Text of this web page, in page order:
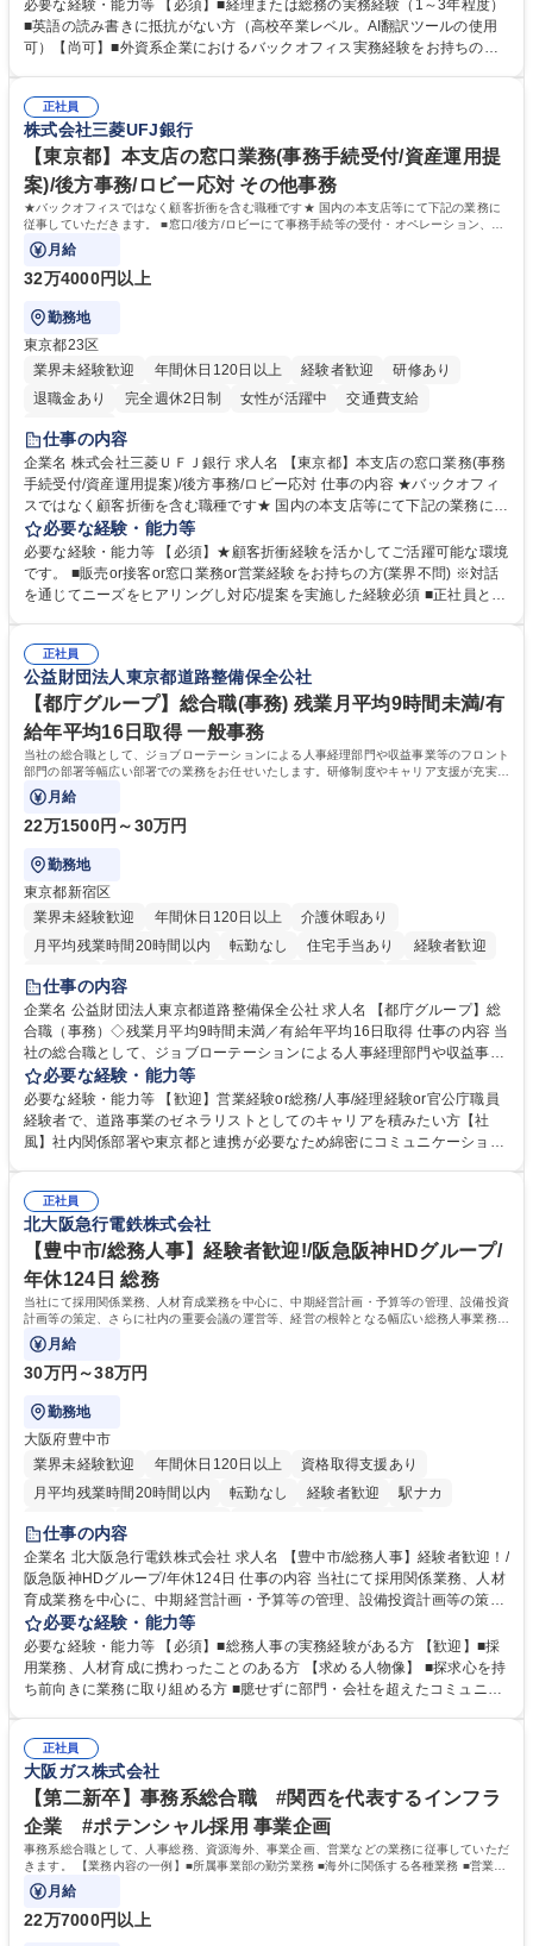
できる環境です。 ■日常経理、月次および年次決算サポート業務 ■本国
（グローバル）との英文メール対応（AI翻訳ツール等を使用しての対応で
業務をお任せします。残業も基本的には発生せず、ご自身のペースで業務
を進めやすく定着率の高い環境です。 募集職種 東京【経理・総務】週1日
出社程度のリモート中心/残業基本無/独立系ファーム
必要な経験・能力等 【必須】■経理または総務の実務経験（1～3年程度）
■英語の読み書きに抵抗がない方（高校卒業レベル。AI翻訳ツールの使用
可）【尚可】■外資系企業におけるバックオフィス実務経験をお持ちの方
【働き方について】現在は週4日程度の在宅勤務を実施しており、ワーク
ライフバランスを重視する方に最適な環境です（フルリモートも面接で相
談可）。【求める人物像】幅広いバックオフィス業務に柔軟に対応でき、
社内外と円滑にコミュニケーションを取りながら業務を推進できる方 学
歴・資格 学歴：大学院 大学 高専 短大 専修学校 高校 語学力： 資格：
正社員
株式会社三菱UFJ銀行
【東京都】本支店の窓口業務(事務手続受付/資産運用提
案)/後方事務/ロビー応対 その他事務
★バックオフィスではなく顧客折衝を含む職種です★ 国内の本支店等にて下記の業務に
従事していただきます。 ■窓口/後方/ロビーにて事務手続等の受付・オペレーション、お
客様対応
月給
32万4000円以上
勤務地
東京都23区
業界未経験歓迎
年間休日120日以上 経験者歓迎
研修あり
退職金あり
完全週休2日制 女性が活躍中
交通費支給
土日祝休み
仕事の内容
企業名 株式会社三菱ＵＦＪ銀行 求人名 【東京都】本支店の窓口業務(事務
手続受付/資産運用提案)/後方事務/ロビー応対 仕事の内容 ★バックオフィ
スではなく顧客折衝を含む職種です★ 国内の本支店等にて下記の業務に従
事していただきます。 ■窓口/後方/ロビーにて事務手続等の受付・オペレ
ーション、お客様対応 ■窓口にて、ご来店された個人のお客様に対して金
融商品のご提案 ■効率的な事務運用の検討・構築等 ≪業務紹介：ご応募前
に必ずご覧ください≫ ※記事 https://www.mysite.bk.mufg.jp/career/circle/
必要な経験・能力等
必要な経験・能力等 【必須】★顧客折衝経験を活かしてご活躍可能な環境
です。 ■販売or接客or窓口業務or営業経験をお持ちの方(業界不問) ※対話
を通じてニーズをヒアリングし対応/提案を実施した経験必須 ■正社員とし
るので安心して入行いただけます。 幅広いキャリアの選択肢があり、公募
や社内副業等を活用し、 一人ひとりが挑戦できるカルチャーが浸透してい
ます。 学歴・資格 学歴：大学院 大学 高専 短大 専修学校 高校 語学力：
資格：
正社員
公益財団法人東京都道路整備保全公社
【都庁グループ】総合職(事務) 残業月平均9時間未満/有
給年平均16日取得 一般事務
当社の総合職として、ジョブローテーションによる人事経理部門や収益事業等のフロント
部門の部署等幅広い部署での業務をお任せいたします。研修制度やキャリア支援が充実し
ております！ ※下記業務詳細
月給
22万1500円～30万円
勤務地
東京都新宿区
業界未経験歓迎
年間休日120日以上
介護休暇あり
月平均残業時間20時間以内
転勤なし 住宅手当あり
経験者歓迎
研修あり
退職金あり
駅近5分以内
資格取得手当あり 食事補助あり
仕事の内容
企業名 公益財団法人東京都道路整備保全公社 求人名 【都庁グループ】総
合職（事務）◇残業月平均9時間未満／有給年平均16日取得 仕事の内容 当
社の総合職として、ジョブローテーションによる人事経理部門や収益事業
等のフロント部門の部署等幅広い部署での業務をお任せいたします。研修
制度やキャリア支援が充実しております！ ※下記業務詳細 【業務詳細】■
管理部門：広報、人事、経理など当公社の運営に係る管理業務 ■収益部
門：駐車場の新規開拓、管理運営、新宿駅西口広場の「イベントコーナ
道路施設や道路工事現場の見学ツアー事業 ※入社後は上記いずれかの部門
へ配属。※業務内容変更の範囲：会社の定める業務 募集職種 【都庁グル
ープ】総合職（事務）◇残業月平均9時間未満／有給年平均16日取得
必要な経験・能力等
必要な経験・能力等 【歓迎】営業経験or総務/人事/経理経験or官公庁職員
経験者で、道路事業のゼネラリストとしてのキャリアを積みたい方【社
風】社内関係部署や東京都と連携が必要なため綿密にコミュニケーション
部門など多岐に渡る業務を経験できます。 ■様々なプロジェクト：駐車場
事業の他、新宿駅西口広場内に設置された照明を兼ねた広告「ブライトサ
イン」の管理運営を行うなど、事業収益を生み出す活動を積極的に行って
います。 学歴・資格 学歴：大学院 大学 高専 短大 専修学校 高校 語学力：
資格：
正社員
北大阪急行電鉄株式会社
【豊中市/総務人事】経験者歓迎!/阪急阪神HDグループ/
年休124日 総務
当社にて採用関係業務、人材育成業務を中心に、中期経営計画・予算等の管理、設備投資
計画等の策定、さらに社内の重要会議の運営等、経営の根幹となる幅広い総務人事業務全
般を担当していただきます。
月給
30万円～38万円
勤務地
大阪府豊中市
業界未経験歓迎
年間休日120日以上
資格取得支援あり
月平均残業時間20時間以内
転勤なし 経験者歓迎
駅ナカ
退職金あり
土日祝休み
服装自由 昼食補助あり 食事補助あり
仕事の内容
企業名 北大阪急行電鉄株式会社 求人名 【豊中市/総務人事】経験者歓迎！/
阪急阪神HDグループ/年休124日 仕事の内容 当社にて採用関係業務、人材
育成業務を中心に、中期経営計画・予算等の管理、設備投資計画等の策
定、さらに社内の重要会議の運営等、経営の根幹となる幅広い総務人事業
務全般を担当していただきます。 【主な業務内容】 ■採用関係業務および
人材育成(社員研修)業務の推進 ■中期経営計画および予算等の管理 ■設備
投資計画等の策定 ■社内の重要会議の運営 ■その他総務人事業務全般 【入
務人事】経験者歓迎！/阪急阪神HDグループ/年休124日
必要な経験・能力等
必要な経験・能力等 【必須】■総務人事の実務経験がある方 【歓迎】■採
用業務、人材育成に携わったことのある方 【求める人物像】 ■探求心を持
ち前向きに業務に取り組める方 ■臆せずに部門・会社を超えたコミュニケ
囲のメンバーと協調しつつ主体性を持って能動的に業務を推進できる方 学
歴・資格 学歴：大学院 大学 高専 短大 専修学校 高校 語学力： 資格：
正社員
大阪ガス株式会社
【第二新卒】事務系総合職 #関西を代表するインフラ
企業 #ポテンシャル採用 事業企画
事務系総合職として、人事総務、資源海外、事業企画、営業などの業務に従事していただ
きます。 【業務内容の一例】■所属事業部の勤労業務 ■海外に関係する各種業務 ■営業部
門の企画スタッフ、ルート営業
月給
22万7000円以上